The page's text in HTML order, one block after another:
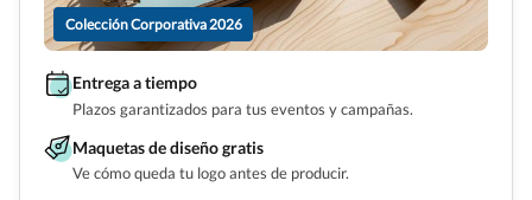
Colección Corporativa 2026
Entrega a tiempo
Plazos garantizados para tus eventos y campañas.
Maquetas de diseño gratis
Ve cómo queda tu logo antes de producir.